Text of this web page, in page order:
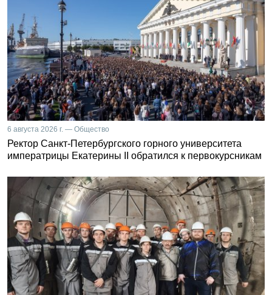
6 августа 2026 г. — Общество
Ректор Санкт-Петербургского горного университета
императрицы Екатерины II обратился к первокурсникам